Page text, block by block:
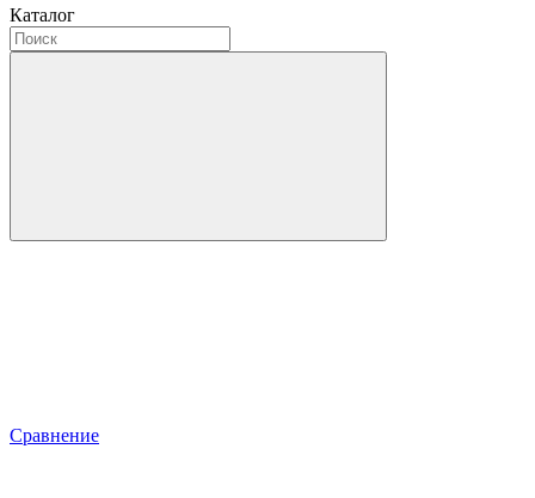
Каталог
Сравнение